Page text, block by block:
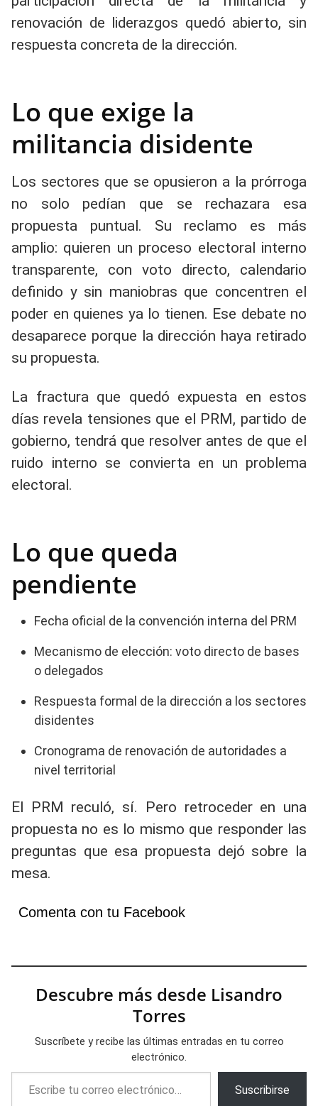
renovación de liderazgos quedó abierto, sin
respuesta concreta de la dirección.
Lo que exige la
militancia disidente
Los sectores que se opusieron a la prórroga
no solo pedían que se rechazara esa
propuesta puntual. Su reclamo es más
amplio: quieren un proceso electoral interno
transparente, con voto directo, calendario
definido y sin maniobras que concentren el
poder en quienes ya lo tienen. Ese debate no
desaparece porque la dirección haya retirado
su propuesta.
La fractura que quedó expuesta en estos
días revela tensiones que el PRM, partido de
gobierno, tendrá que resolver antes de que el
ruido interno se convierta en un problema
electoral.
Lo que queda
pendiente
Fecha oficial de la convención interna del PRM
Mecanismo de elección: voto directo de bases
o delegados
Respuesta formal de la dirección a los sectores
disidentes
Cronograma de renovación de autoridades a
nivel territorial
El PRM reculó, sí. Pero retroceder en una
propuesta no es lo mismo que responder las
preguntas que esa propuesta dejó sobre la
mesa.
Comenta con tu Facebook
Descubre más desde Lisandro
Torres
Suscríbete y recibe las últimas entradas en tu correo
electrónico.
Escribe tu correo electrónico…
Suscribirse